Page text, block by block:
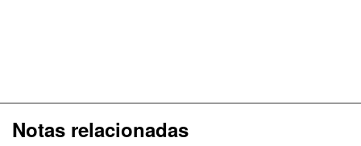
Notas relacionadas